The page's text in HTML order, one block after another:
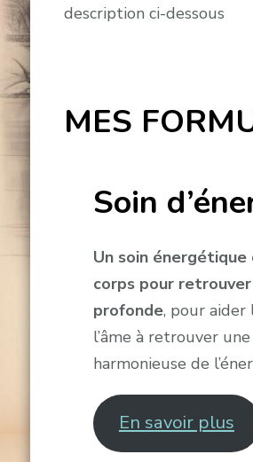
description ci-dessous
MES
Soin
Un soin énergétique
corps pour
profonde, pour aider
l’âme à retrouver
harmonieuse de
En savoir plus